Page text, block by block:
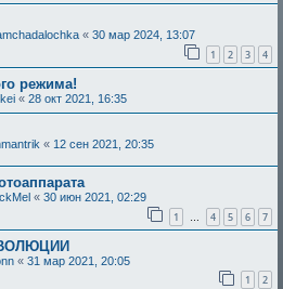
« 30 мар 2024, 13:07
1 2 3 4
режима!
« 28 окт 2021, 16:35
« 12 сен 2021, 20:35
« 30 июн 2021, 02:29
1 … 4 5 6 7
« 31 мар 2021, 20:05
1 2